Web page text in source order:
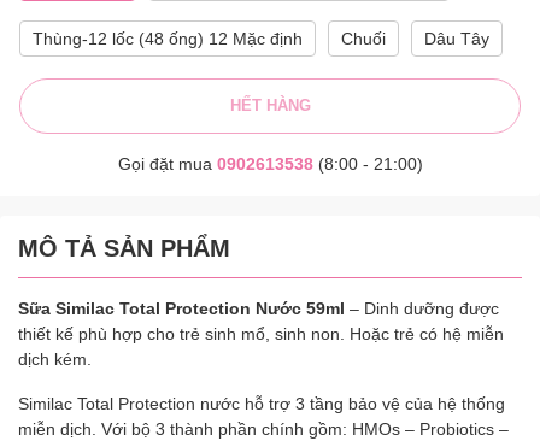
Thùng-12 lốc (48 ống) 12 Mặc định Chuối Dâu Tây
HẾT HÀNG
Gọi đặt mua 0902613538(8:00 - 21:00)
MÔ TẢ SẢN PHẨM
Sữa Similac Total Protection Nước 59ml – Dinh dưỡng được
thiết kế phù hợp cho trẻ sinh mổ, sinh non. Hoặc trẻ có hệ miễn
dịch kém.
Similac Total Protection nước hỗ trợ 3 tầng bảo vệ của hệ thống
miễn dịch. Với bộ 3 thành phần chính gồm: HMOs – Probiotics –